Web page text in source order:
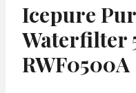
Icepure
Waterfilter
RWF0500A